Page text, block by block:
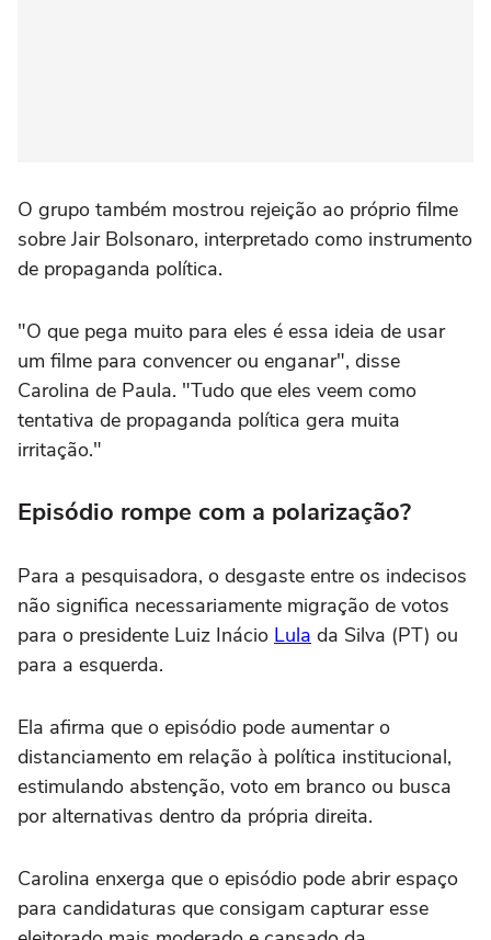
O grupo também mostrou rejeição ao próprio filme
sobre Jair Bolsonaro, interpretado como instrumento
de propaganda política.
"O que pega muito para eles é essa ideia de usar
um filme para convencer ou enganar", disse
Carolina de Paula. "Tudo que eles veem como
tentativa de propaganda política gera muita
irritação."
Episódio rompe com a polarização?
Para a pesquisadora, o desgaste entre os indecisos
não significa necessariamente migração de votos
para o presidente Luiz Inácio Lula da Silva (PT) ou
para a esquerda.
Ela afirma que o episódio pode aumentar o
distanciamento em relação à política institucional,
estimulando abstenção, voto em branco ou busca
por alternativas dentro da própria direita.
Carolina enxerga que o episódio pode abrir espaço
para candidaturas que consigam capturar esse